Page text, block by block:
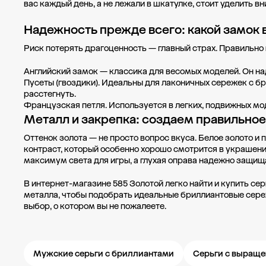
Красногорск 250
МФТК Бутово Молл
(остров)
125
пл. Привокзальная
площадь, д. 7
65
Показать ещё
вас каждый день, а не лежали в шкатулке, стоит уделить
Надежность прежде всего: какой замок
Риск потерять драгоценность — главный страх.
Английский замок — классика для весомых моделей. Он
Пусеты (гвоздики). Идеальны для лаконичных сережек с
расстегнуть.
Французская петля. Используется в легких, подвижных
Металл и закрепка: создаем
Оттенок золота — не просто вопрос вкуса. Белое золото
контраст, который особенно хорошо смотрится в
максимум света для игры, а глухая оправа надежно
В интернет-магазине 585 Золотой легко найти и купить
металла, чтобы подобрать идеальные бриллиантовые
выбор, о котором вы не пожалеете.
Мужские серьги с бриллиантами Серьги с